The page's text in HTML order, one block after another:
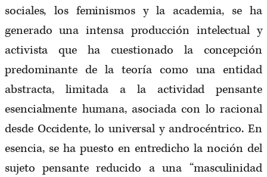
sociales, los feminismos y la academia, se ha
generado una intensa producción intelectual y
activista que ha cuestionado la concepción
predominante de la teoría como una entidad
abstracta, limitada a la actividad pensante
esencialmente humana, asociada con lo racional
desde Occidente, lo universal y androcéntrico. En
esencia, se ha puesto en entredicho la noción del
sujeto pensante reducido a una “masculinidad